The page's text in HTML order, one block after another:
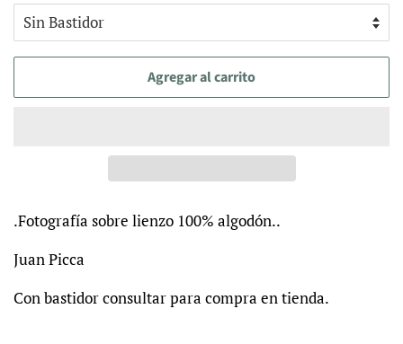
Agregar al carrito
.Fotografía sobre lienzo 100% algodón..
Juan Picca
Con bastidor consultar para compra en tienda.